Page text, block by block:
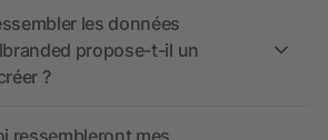
les données
propose-t-il un
?